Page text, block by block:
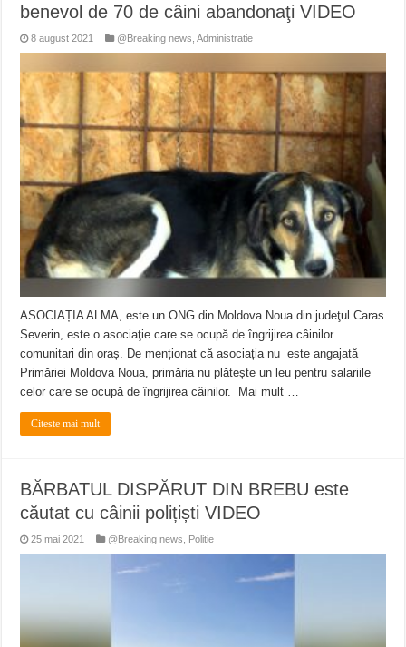
benevol de 70 de câini abandonaţi VIDEO
8 august 2021 @Breaking news ,Administratie
ASOCIAȚIA ALMA, este un ONG din Moldova Noua din judeţul Caras
Severin, este o asociaţie care se ocupă de îngrijirea câinilor
comunitari din oraș. De menționat că asociația nu este angajată
Primăriei Moldova Noua, primăria nu plătește un leu pentru salariile
celor care se ocupă de îngrijirea câinilor. Mai mult …
Citeste mai mult
BĂRBATUL DISPĂRUT DIN BREBU este
căutat cu câinii polițiști VIDEO
25 mai 2021 @Breaking news Politie